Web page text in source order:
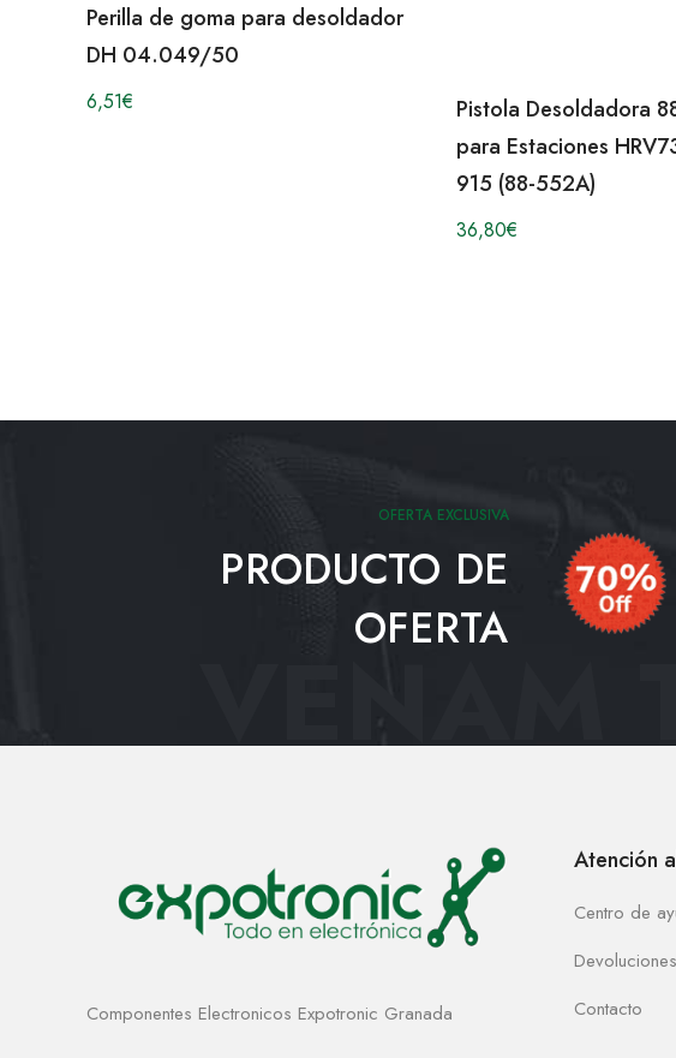
Perilla de goma para desoldador
DH 04.049/50
6,51€
Pistola Desoldadora
para Estaciones
915 (88-552A)
36,80€
OFERTA EXCLUSIVA
PRODUCTO DE
OFERTA
VENAM
Componentes Electronicos Expotronic Granada
Atención
Centro de
Devoluciones
Contacto